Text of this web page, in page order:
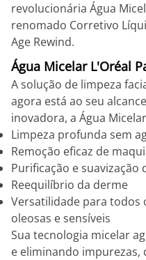
revolucionária Água
renomado Corretivo
Age Rewind.
Água Micelar L'Oréal
A solução de limpeza
agora está ao seu
inovadora, a Água
Limpeza profunda sem
Remoção eficaz de
Purificação e suavização
Reequilíbrio da derme
Versatilidade para todos
oleosas e sensíveis
Sua tecnologia micelar
e eliminando impurezas,